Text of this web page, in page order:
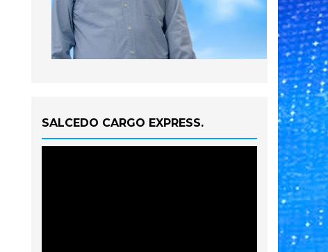
SALCEDO CARGO EXPRESS.